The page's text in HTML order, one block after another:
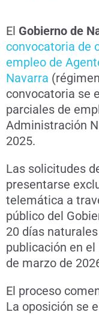
El Gobierno de
convocatoria de
empleo de
Navarra
convocatoria se
parciales de
Administración
2025.
Las solicitudes
presentarse
telemática a
público del
20 días
publicación en el
de marzo de
El proceso
La oposición se